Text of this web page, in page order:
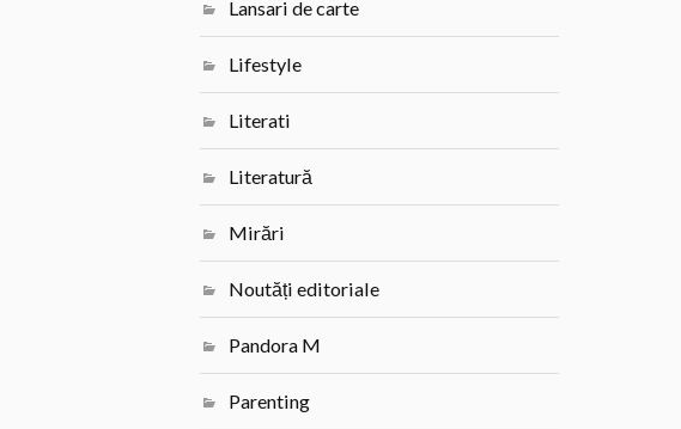
Lansari de carte
Lifestyle
Literati
Literatură
Mirări
Noutăți editoriale
Pandora M
Parenting